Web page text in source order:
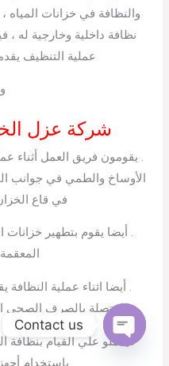
والنظافة في خزانات المياه
نظافة داخلية وخارجية له
عملية التنظيف
شركة عزل
. يقومون فريق العمل أثناء
الأوساخ والطمي في جوانب
في قاع
. أيضا يقوم بتطهير خزانات
. أيضا اثناء عملية
المتصلة بالصرف الصحي
. يعملو علي القيام بنظافة
بإستخدام
Contact us
Open